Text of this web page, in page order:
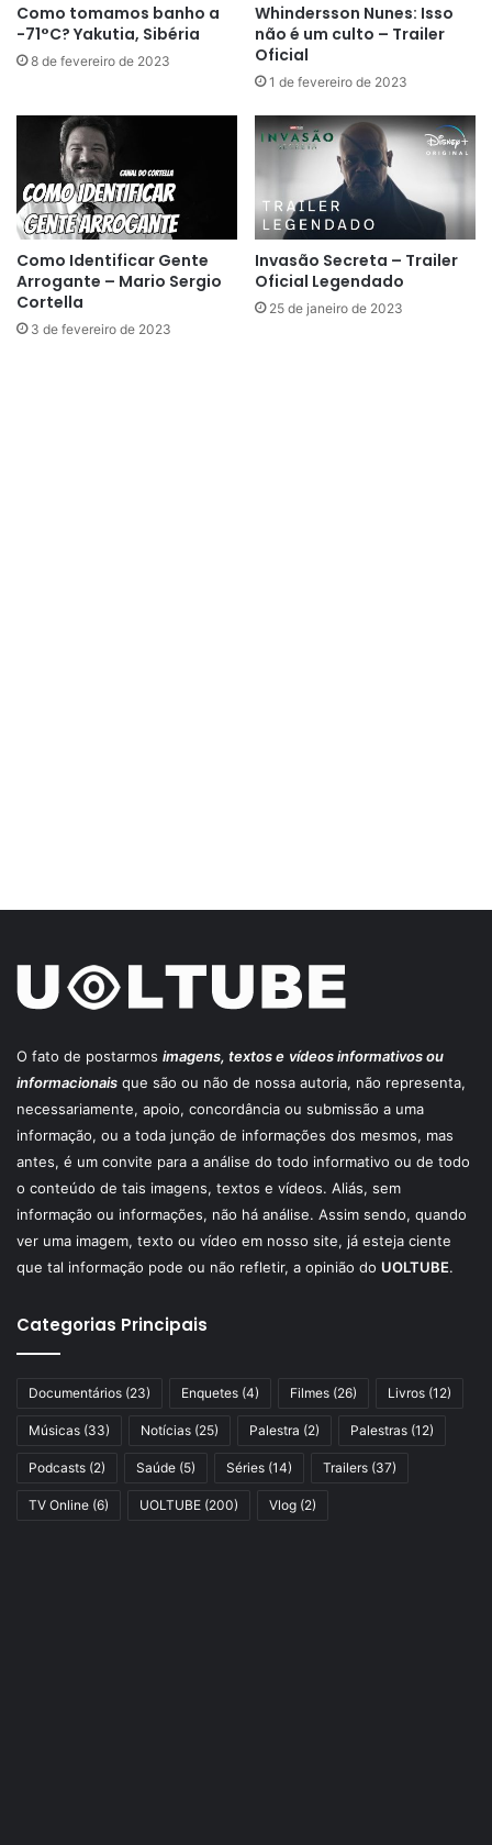
Como tomamos banho a
-71°C? Yakutia, Sibéria
8 de fevereiro de 2023
Whindersson Nunes: Isso
não é um culto – Trailer
Oficial
1 de fevereiro de 2023
Como Identificar Gente
Arrogante – Mario Sergio
Cortella
3 de fevereiro de 2023
Invasão Secreta – Trailer
Oficial Legendado
25 de janeiro de 2023
O fato de postarmos imagens, textos e vídeos informativos ou
informacionais que são ou não de nossa autoria, não representa,
necessariamente, apoio, concordância ou submissão a uma
informação, ou a toda junção de informações dos mesmos, mas
antes, é um convite para a análise do todo informativo ou de todo
o conteúdo de tais imagens, textos e vídeos. Aliás, sem
informação ou informações, não há análise. Assim sendo, quando
ver uma imagem, texto ou vídeo em nosso site, já esteja ciente
que tal informação pode ou não refletir, a opinião do UOLTUBE.
Categorias Principais
Documentários (23) Enquetes (4) Filmes (26) Livros (12)
Músicas (33) Notícias (25) Palestra (2) Palestras (12)
Podcasts (2) Saúde (5) Séries (14) Trailers (37)
TV Online (6) UOLTUBE (200) Vlog (2)